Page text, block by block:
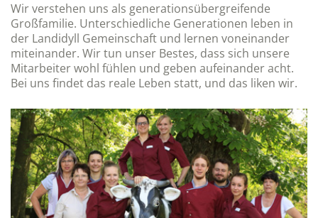
Wir verstehen uns als generationsübergreifende
Großfamilie. Unterschiedliche Generationen leben in
der Landidyll Gemeinschaft und lernen voneinander
miteinander. Wir tun unser Bestes, dass sich unsere
Mitarbeiter wohl fühlen und geben aufeinander acht.
Bei uns findet das reale Leben statt, und das liken wir.